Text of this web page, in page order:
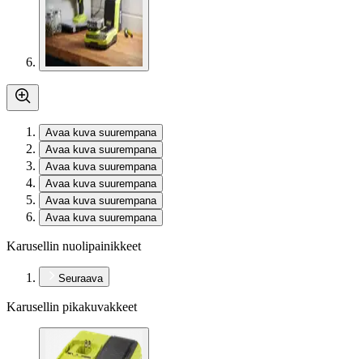
Avaa kuva suurempana
Avaa kuva suurempana
Avaa kuva suurempana
Avaa kuva suurempana
Avaa kuva suurempana
Avaa kuva suurempana
Karusellin nuolipainikkeet
Seuraava
Karusellin pikakuvakkeet